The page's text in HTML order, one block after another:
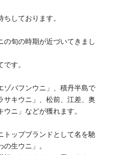
しております。
の旬の時期が近づいてきまし
す。
ゾバフンウニ」、積丹半島で
サキウニ」、松前、江差、奥
ニ」などが獲れます。
トップブランドとして名を馳
生ウニ」。